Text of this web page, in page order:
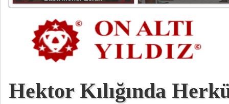
Hektor Kılığında